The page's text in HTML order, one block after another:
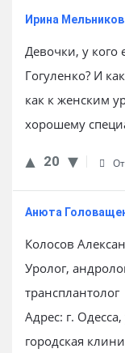
Ирина
Девочки, у кого
Гогуленко? И
как к женским
хорошему
20
Анюта
Колосов
Уролог,
трансплантолог
Адрес: г.
городская